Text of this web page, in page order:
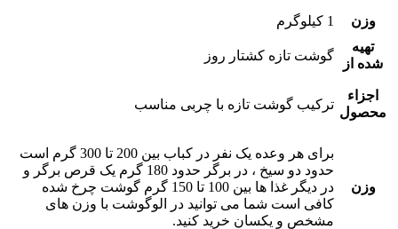
وزن
1 کیلوگرم
تهیه
شده از
گوشت تازه کشتار روز
اجزاء
محصول
ترکیب گوشت تازه با چربی مناسب
وزن
برای هر وعده یک نفر در کباب بین 200 تا 300 گرم است
حدود دو سیخ ، در برگر حدود 180 گرم یک قرص برگر و
در دیگر غذا ها بین 100 تا 150 گرم گوشت چرخ شده
کافی است شما می توانید در الوگوشت با وزن های
مشخص و یکسان خرید کنید.